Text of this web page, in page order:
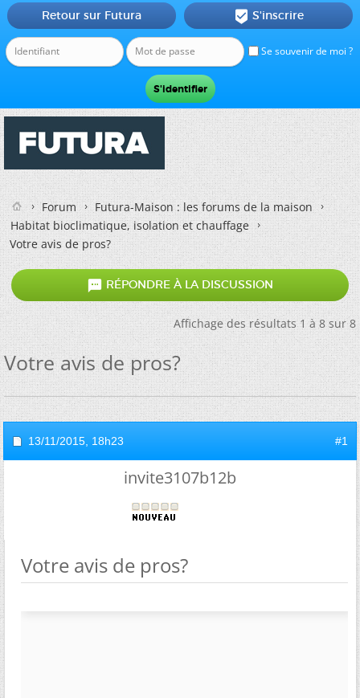
Se souvenir de moi ?
Retour sur Futura  S'inscrire
Forum
Futura-Maison : les forums de la maison
Habitat bioclimatique, isolation et chauffage
Votre avis de pros?
 RÉPONDRE À LA DISCUSSION
Affichage des résultats 1 à 8 sur 8
Votre avis de pros?
13/11/2015, 18h23 #1
invite3107b12b
Votre avis de pros?